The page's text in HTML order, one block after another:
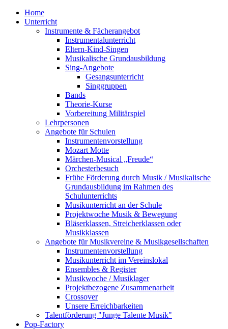
Home
Unterricht
Instrumente & Fächerangebot
Instrumentalunterricht
Eltern-Kind-Singen
Musikalische Grundausbildung
Sing-Angebote
Gesangsunterricht
Singgruppen
Bands
Theorie-Kurse
Vorbereitung Militärspiel
Lehrpersonen
Angebote für Schulen
Instrumentenvorstellung
Mozart Motte
Märchen-Musical „Freude“
Orchesterbesuch
Frühe Förderung durch Musik / Musikalische
Grundausbildung im Rahmen des
Schulunterrichts
Musikunterricht an der Schule
Projektwoche Musik & Bewegung
Bläserklassen, Streicherklassen oder
Musikklassen
Angebote für Musikvereine & Musikgesellschaften
Instrumentenvorstellung
Musikunterricht im Vereinslokal
Ensembles & Register
Musikwoche / Musiklager
Projektbezogene Zusammenarbeit
Crossover
Unsere Erreichbarkeiten
Talentförderung "Junge Talente Musik"
Pop-Factory